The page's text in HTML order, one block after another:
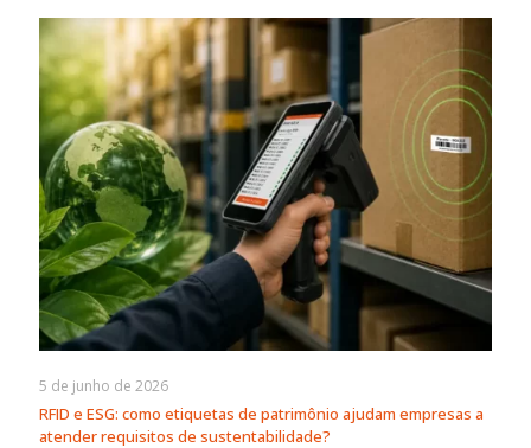
5 de junho de 2026
RFID e ESG: como etiquetas de patrimônio ajudam empresas a
atender requisitos de sustentabilidade?